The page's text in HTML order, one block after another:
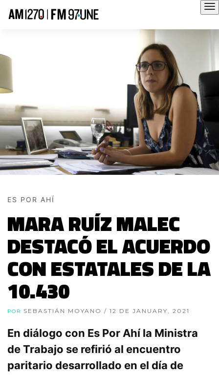
ES POR AHÍ
MARA RUÍZ MALEC
DESTACÓ EL ACUERDO
CON ESTATALES DE LA
10.430
POR SEBASTIÁN MOYANO / 12 DE JANUARY, 2021
En diálogo con Es Por Ahí la Ministra
de Trabajo se refirió al encuentro
paritario desarrollado en el día de